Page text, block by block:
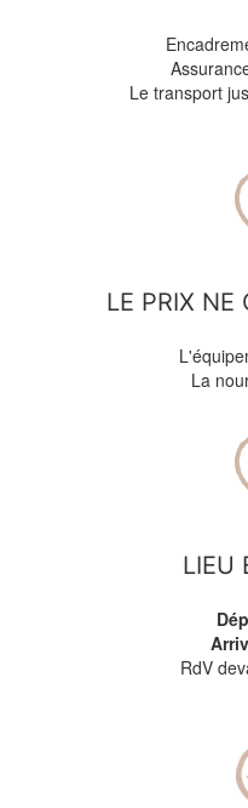
Le transport
LE PRIX NE
La
LIEU
RdV